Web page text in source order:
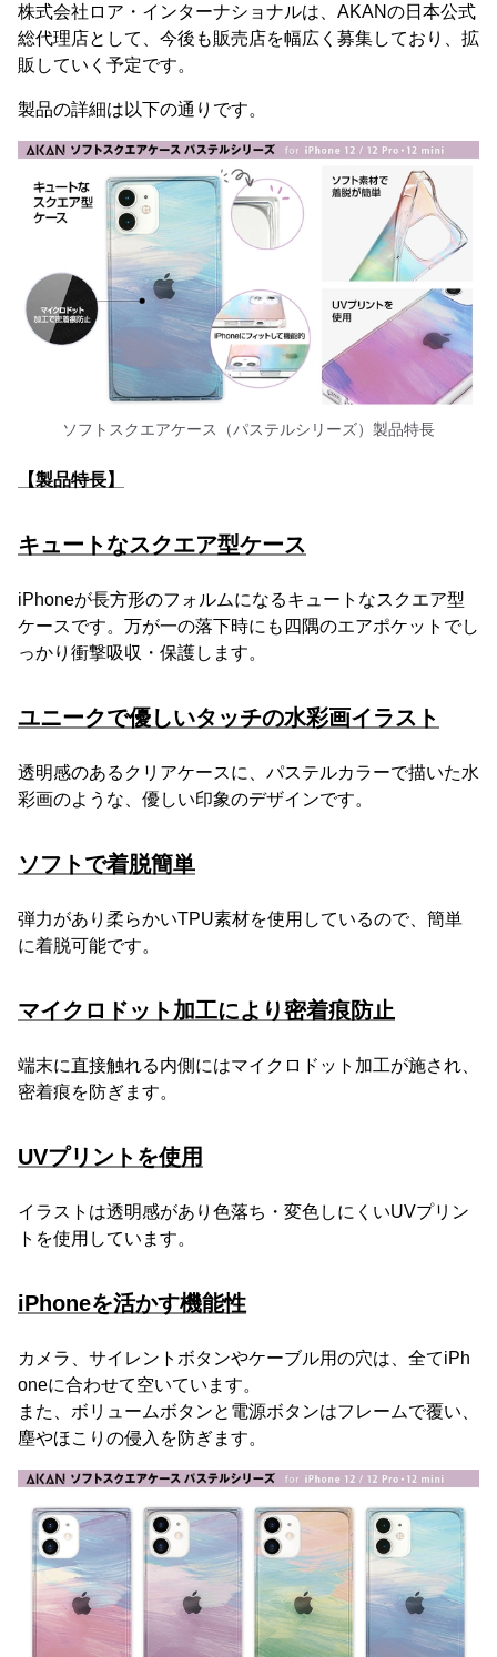
株式会社ロア・インターナショナルは、AKANの日本公式
総代理店として、今後も販売店を幅広く募集しており、拡
販していく予定です。
製品の詳細は以下の通りです。
ソフトスクエアケース（パステルシリーズ）製品特長
【製品特長】
キュートなスクエア型ケース
iPhoneが長方形のフォルムになるキュートなスクエア型
ケースです。万が一の落下時にも四隅のエアポケットでし
っかり衝撃吸収・保護します。
ユニークで優しいタッチの水彩画イラスト
透明感のあるクリアケースに、パステルカラーで描いた水
彩画のような、優しい印象のデザインです。
ソフトで着脱簡単
弾力があり柔らかいTPU素材を使用しているので、簡単
に着脱可能です。
マイクロドット加工により密着痕防止
端末に直接触れる内側にはマイクロドット加工が施され、
密着痕を防ぎます。
UVプリントを使用
イラストは透明感があり色落ち・変色しにくいUVプリン
トを使用しています。
iPhoneを活かす機能性
カメラ、サイレントボタンやケーブル用の穴は、全てiPh
oneに合わせて空いています。
また、ボリュームボタンと電源ボタンはフレームで覆い、
塵やほこりの侵入を防ぎます。